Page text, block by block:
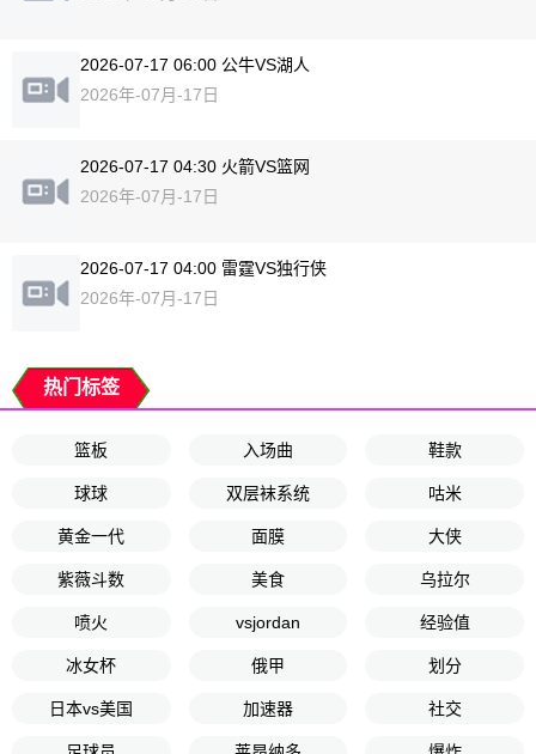
2026-07-17 06:00 公牛VS湖人
2026年-07月-17日
2026-07-17 04:30 火箭VS篮网
2026年-07月-17日
2026-07-17 04:00 雷霆VS独行侠
2026年-07月-17日
热门标签
篮板 入场曲 鞋款
球球 双层袜系统 咕米
黄金一代 面膜 大侠
紫薇斗数 美食 乌拉尔
喷火 vsjordan 经验值
冰女杯 俄甲 划分
日本vs美国 加速器 社交